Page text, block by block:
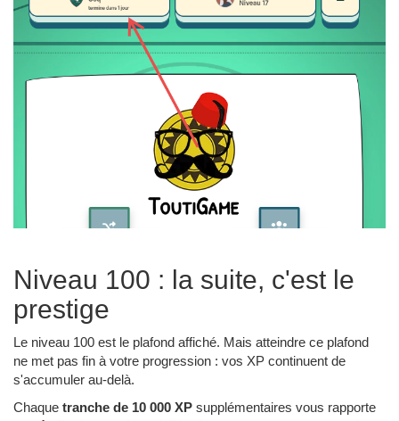
Niveau 100 : la suite, c'est le
prestige
Le niveau 100 est le plafond affiché. Mais atteindre ce plafond
ne met pas fin à votre progression : vos XP continuent de
s'accumuler au-delà.
Chaque tranche de 10 000 XP supplémentaires vous rapporte